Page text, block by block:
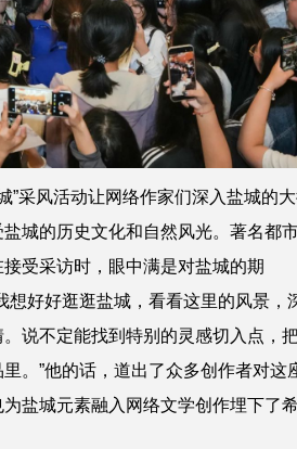
采风活动让网络作家们深入盐城的
城的历史文化和自然风光。著名都
受采访时，眼中满是对盐城的期
想好好逛逛盐城，看看这里的风景，
说不定能找到特别的灵感切入点，
。”他的话，道出了众多创作者对这
盐城元素融入网络文学创作埋下了